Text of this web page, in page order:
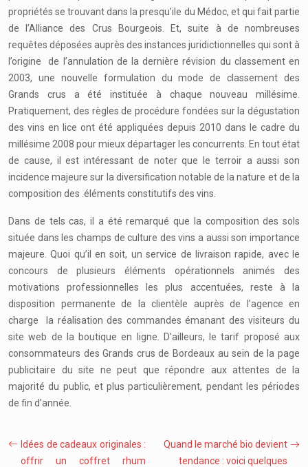
propriétés se trouvant dans la presqu’ile du Médoc, et qui fait partie
de l’Alliance des Crus Bourgeois. Et, suite à de nombreuses
requêtes déposées auprès des instances juridictionnelles qui sont à
l’origine de l’annulation de la dernière révision du classement en
2003, une nouvelle formulation du mode de classement des
Grands crus a été instituée à chaque nouveau millésime.
Pratiquement, des règles de procédure fondées sur la dégustation
des vins en lice ont été appliquées depuis 2010 dans le cadre du
millésime 2008 pour mieux départager les concurrents. En tout état
de cause, il est intéressant de noter que le terroir a aussi son
incidence majeure sur la diversification notable de la nature et de la
composition des .éléments constitutifs des vins.
Dans de tels cas, il a été remarqué que la composition des sols
située dans les champs de culture des vins a aussi son importance
majeure. Quoi qu’il en soit, un service de livraison rapide, avec le
concours de plusieurs éléments opérationnels animés des
motivations professionnelles les plus accentuées, reste à la
disposition permanente de la clientèle auprès de l’agence en
charge la réalisation des commandes émanant des visiteurs du
site web de la boutique en ligne. D’ailleurs, le tarif proposé aux
consommateurs des Grands crus de Bordeaux au sein de la page
publicitaire du site ne peut que répondre aux attentes de la
majorité du public, et plus particulièrement, pendant les périodes
de fin d’année.
Idées de cadeaux originales :
offrir un coffret rhum
Quand le marché bio devient
tendance : voici quelques